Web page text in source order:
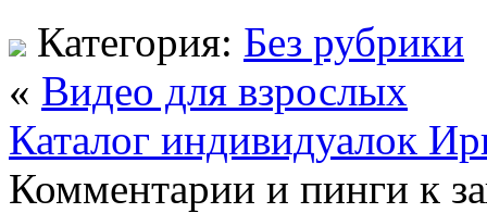
Категория: Без рубрики
« Видео для взрослых
Каталог индивидуалок
Комментарии и пинги к